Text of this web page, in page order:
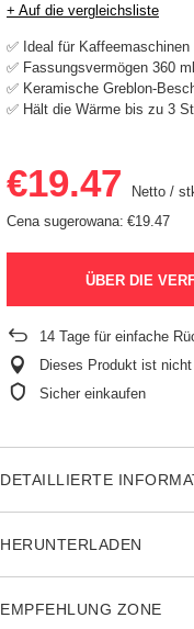
+ Auf die vergleichsliste
✅ Ideal für Kaffeemaschinen
✅ Fassungsvermögen 360 ml
✅ Keramische Greblon-
✅ Hält die Wärme bis zu 3
€19.47 Netto /
Cena sugerowana: €19.47
ÜBER DIE
14 Tage für einfache
Dieses Produkt ist
Sicher einkaufen
DETAILLIERTE
HERUNTERLADEN
EMPFEHLUNG ZONE